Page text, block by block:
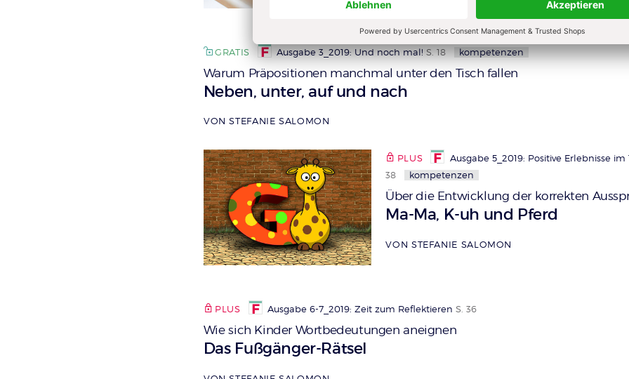
GRATIS Ausgabe 3_2019: Und noch mal! S. 18 kompetenzen
Warum Präpositionen manchmal unter den Tisch fallen
:
Neben, unter, auf und nach
VON STEFANIE SALOMON
PLUS
Ausgabe 5_2019: Positive Erlebnisse im
38
kompetenzen
Über die Entwicklung der korrekten
:
Ma-Ma, K-uh und Pferd
VON STEFANIE SALOMON
PLUS Ausgabe 6-7_2019: Zeit zum Reflektieren S. 36
Wie sich Kinder Wortbedeutungen aneignen
:
Das Fußgänger-Rätsel